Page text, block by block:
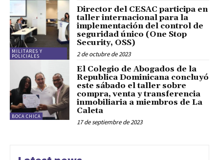
MILITARES Y
POLICIALES
Director del CESAC participa en
taller internacional para la
implementación del control de
seguridad único (One Stop
Security, OSS)
2 de octubre de 2023
BOCA CHICA
El Colegio de Abogados de la
Republica Dominicana concluyó
este sábado el taller sobre
compra, venta y transferencia
inmobiliaria a miembros de La
Caleta
17 de septiembre de 2023